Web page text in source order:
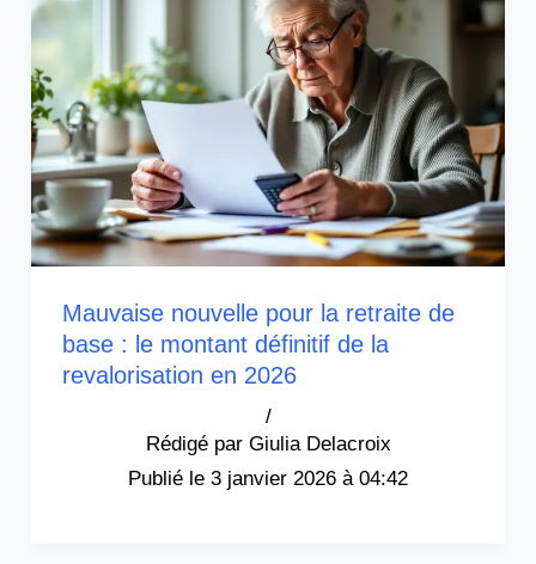
Mauvaise nouvelle pour la retraite de
base : le montant définitif de la
revalorisation en 2026
Giulia Delacroix
/
3 janvier 2026 à 04:42